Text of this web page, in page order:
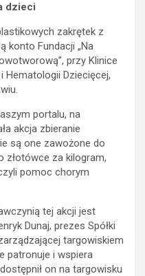
dzieci
zakrętek z
konto Fundacji „Na
przy Klinice
Hematologii Dziecięcej,
portalu, na
akcja zbieranie
są one zawożone do
złotówce za kilogram,
pomoc chorym
tej akcji jest
Dunaj, prezes Spółki
targowiskiem
patronuje i wspiera
on na targowisku